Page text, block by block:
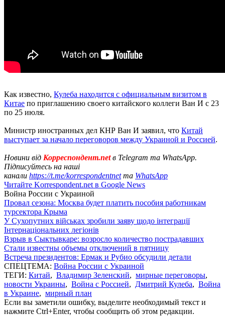
Как известно, Кулеба находится с официальным визитом в
Китае по приглашению своего китайского коллеги Ван И с 23
по 25 июля.
Министр иностранных дел КНР Ван И заявил, что Китай
выступает за начало переговоров между Украиной и Россией.
Новини від Корреспондент.netв Telegram та WhatsApp.
Підписуйтесь на наші
канали https://t.me/korrespondentnetта WhatsApp
Читайте Korrespondent.net в Google News
Война России с Украиной
Провал сезона: Москва будет платить пособия работникам
турсектора Крыма
У Сухопутних військах зробили заяву щодо інтеграції
Інтернаціональних легіонів
Взрыв в Сыктывкаре: возросло количество пострадавших
Стали известны объемы отключений в пятницу
Встреча президентов: Ермак и Рубио обсудили детали
СПЕЦТЕМА: Война России с Украиной
ТЕГИ: Китай, Владимир Зеленский, мирные переговоры,
новости Украины, Война с Россией, Дмитрий Кулеба, Война
в Украине, мирный план
Если вы заметили ошибку, выделите необходимый текст и
нажмите Ctrl+Enter, чтобы сообщить об этом редакции.